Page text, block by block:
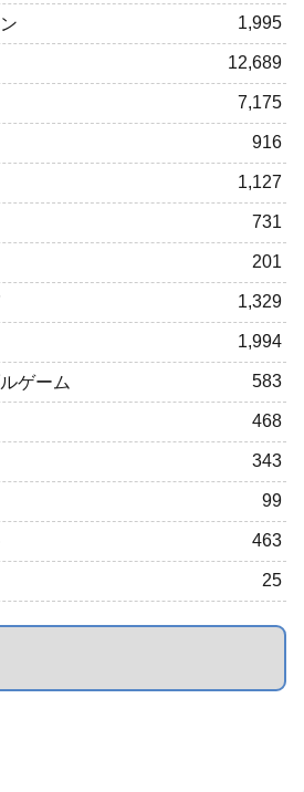
1,995
12,689
7,175
916
1,127
731
201
1,329
1,994
ゲーム 583
468
343
99
463
25